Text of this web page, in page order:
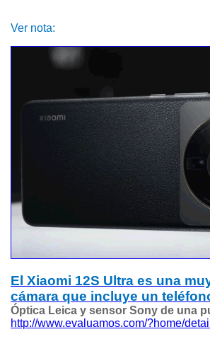
Ver nota:
El Xiaomi 12S Ultra es una
cámara que incluye un
Óptica Leica y sensor Sony de una
http://www.evaluamos.com/?home/